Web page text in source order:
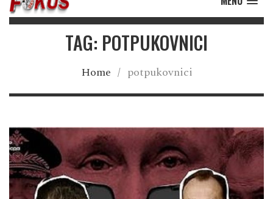
TAG: POTPUKOVNICI
Home / potpukovnici